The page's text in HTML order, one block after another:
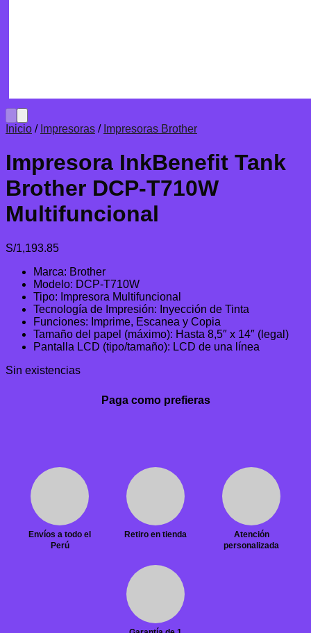
Inicio / Impresoras / Impresoras Brother
Impresora InkBenefit Tank
Brother DCP-T710W
Multifuncional
S/1,193.85
Marca: Brother
Modelo: DCP-T710W
Tipo: Impresora Multifuncional
Tecnología de Impresión: Inyección de Tinta
Funciones: Imprime, Escanea y Copia
Tamaño del papel (máximo): Hasta 8,5″ x 14″ (legal)
Pantalla LCD (tipo/tamaño): LCD de una línea
Sin existencias
Paga como prefieras
Envíos a todo el
Perú
Retiro en tienda
Atención
personalizada